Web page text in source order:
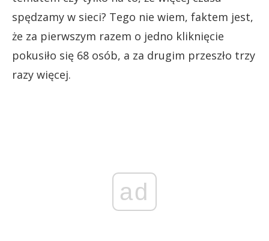
spędzamy w sieci? Tego nie wiem, faktem jest,
że za pierwszym razem o jedno kliknięcie
pokusiło się 68 osób, a za drugim przeszło trzy
razy więcej.
ad